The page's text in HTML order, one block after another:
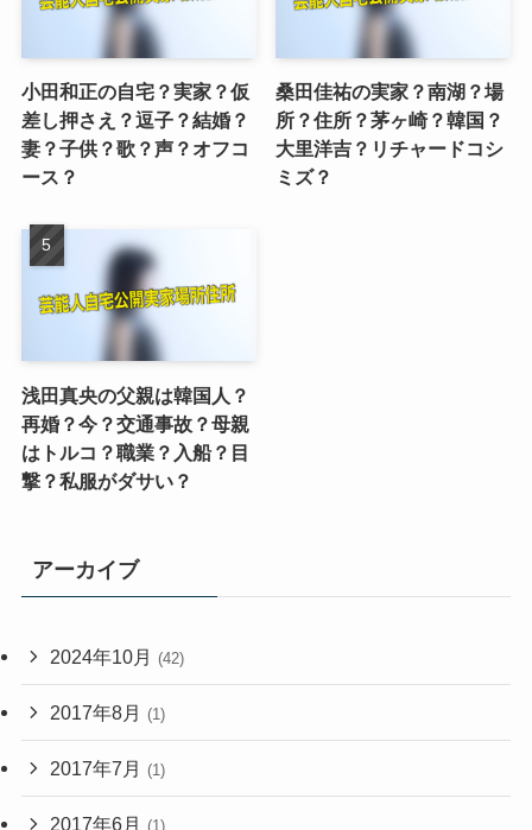
小田和正の自宅？実家？仮
差し押さえ？逗子？結婚？
妻？子供？歌？声？オフコ
ース？
桑田佳祐の実家？南湖？場
所？住所？茅ヶ崎？韓国？
大里洋吉？リチャードコシ
ミズ？
浅田真央の父親は韓国人？
再婚？今？交通事故？母親
はトルコ？職業？入船？目
撃？私服がダサい？
アーカイブ
2024年10月 (42)
2017年8月 (1)
2017年7月 (1)
2017年6月 (1)